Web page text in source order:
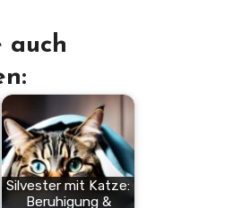
auch
Silvester mit Katze:
Beruhigung &